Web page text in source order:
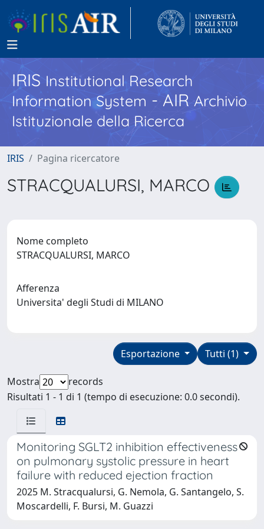
IRISInstitutional Research
Information System - AIR Archivio
Istituzionale della Ricerca
IRIS Pagina ricercatore
STRACQUALURSI, MARCO
Nome completo
STRACQUALURSI, MARCO
Afferenza
Universita' degli Studi di MILANO
Tutti (1)
Esportazione
Mostra
records
Risultati 1 - 1 di 1 (tempo di esecuzione: 0.0 secondi).
Monitoring SGLT2 inhibition effectiveness
on pulmonary systolic pressure in heart
failure with reduced ejection fraction
2025 M. Stracqualursi, G. Nemola, G. Santangelo, S.
Moscardelli, F. Bursi, M. Guazzi